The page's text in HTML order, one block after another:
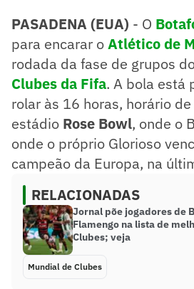
PASADENA (EUA) - O
para encarar oAtlético de
rodada da fase de grupos
Clubes da Fifa. A bola está
rolar às 16 horas, horário
estádio Rose Bowl, onde o
onde o próprio Glorioso
campeão da Europa, na
RELACIONADAS
Jornal põe jogadores de
Flamengo na lista de
Clubes; veja
Mundial de Clubes